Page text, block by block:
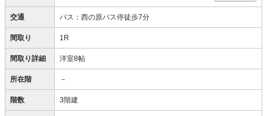
交通 バス：西の原バス停徒歩7分
間取り 1R
間取り詳細 洋室8帖
所在階 －
階数 3階建